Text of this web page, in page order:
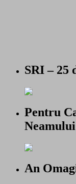
SRI – 25
Pentru
Neamului
An